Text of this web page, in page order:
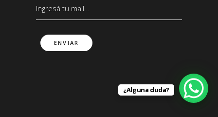
¿Alguna duda?